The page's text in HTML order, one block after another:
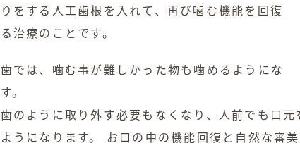
をする人工歯根を入れて、再び噛む機能を回復
治療のことです。
では、噛む事が難しかった物も噛めるようにな
。
のように取り外す必要もなくなり、人前でも口
うになります。 お口の中の機能回復と自然な審